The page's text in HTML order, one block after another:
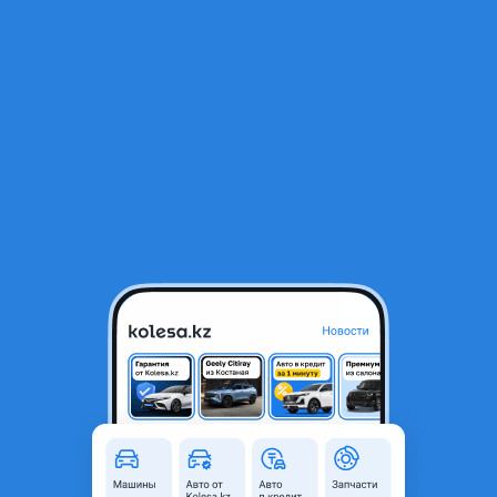
Комплект цепи ГРМ
Семей, Абайская область